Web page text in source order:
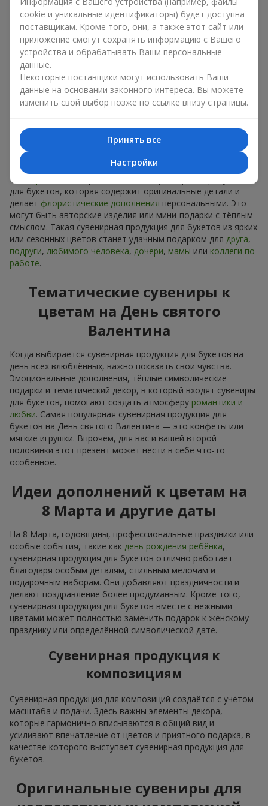
Сувениры к букетам на разные
праздники
Праздник задаёт настроение, а сувенирная продукция для
букетов его подчёркивает. Именно поэтому сувениры к
цветам часто выбирают с учётом даты и события. В нашем
ассортименте найдётся сувенирная продукция для букетов,
которая подойдёт к любому празднику и может быть
рассчитана на любой бюджет.
Сувенирная продукция к
букетам на День рождения
К
для букетов, которая содержит оригинальные детали и
делает флористические дополнения персональными. Это
могут быть авторские изделия или мини-подарки с тёплым
смыслом. Такая сувенирная продукция для букетов из ярких
или сезонных цветов станет удачным подарком для друга,
подруги, любимого человека, дочери, мамы или коллеги по
работе.
Тематические сувениры к
цветам на День святого
Валентина
Когда выбирается сувенирная продукция для букетов на
день всех влюблённых, важно показать свои чувства.
Эмоциональные дополнения, тёплые символические
подарки и тематический декор, в который входят сувениры
для букетов, помогают создать атмосферу романтики и
любви. Самая популярная сувенирная продукция для
букетов на День святого Валентина — это конфеты или
мягкие игрушки. Впрочем, для вас и вашей второй
половинки этот презент может нести в себе что-то
особенное.
Идеи дополнений к цветам на
8 Марта и другие даты
На 8 Марта, годовщины, профессиональные праздники или
особые события, такие как день рождения ребёнка,
сувенирная продукция для букетов отлично работает
благодаря особым деталям, стильным мелочам и
подарочным наборам. Они добавляют праздничности и
делают поздравление более продуманным. Кроме того,
сувенирная продукция для букетов вместе с нежными
цветами может полностью заменить подарок к женскому
празднику или определённой символической дате.
Сувенирная продукция к
композициям
Сувенирная продукция для композиций создаётся с учётом
масштаба и подачи. Здесь важны элементы декора,
которые гармонично вписываются в общий вид и
усиливают впечатление от цветов и приятного подарка, в
качестве которого выступает сувенирная продукция для
букетов.
Оригинальные сувениры для
cookie и уникальные идентификаторы) будет доступна
поставщикам. Кроме того, они, а также этот сайт или
приложение смогут сохранять информацию с Вашего
устройства и обрабатывать Ваши персональные
данные.
Некоторые поставщики могут использовать Ваши
данные на основании законного интереса. Вы можете
изменить свой выбор позже по ссылке внизу страницы.
Принять все
Настройки